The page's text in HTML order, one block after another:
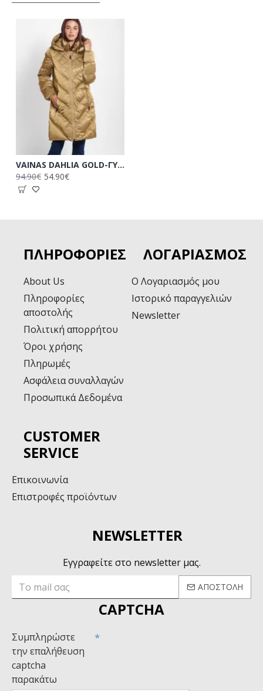
VAINAS DAHLIA GOLD-ΓΥΝΑΙΚΕΙΟ ΜΠΟΥΦΑΝ ΧΡΥΣΟ
54.90€
94.90€
ΠΛΗΡΟΦΟΡΊΕΣ
About Us
Πληροφορίες
αποστολής
Πολιτική απορρήτου
Όροι χρήσης
Πληρωμές
Ασφάλεια συναλλαγών
Προσωπικά Δεδομένα
ΛΟΓΑΡΙΑΣΜΌΣ
Ο Λογαριασμός μου
Ιστορικό παραγγελιών
Newsletter
CUSTOMER
SERVICE
Επικοινωνία
Επιστροφές προϊόντων
NEWSLETTER
Εγγραφείτε στο newsletter μας.
ΑΠΟΣΤΟΛΉ
CAPTCHA
Συμπληρώστε
την επαλήθευση
captcha
παρακάτω